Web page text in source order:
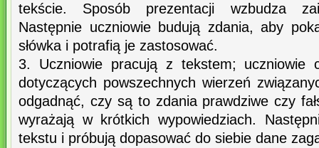
tekście. Sposób prezentacji wzbudza
Następnie uczniowie budują zdania, aby
słówka i potrafią je zastosować.
3. Uczniowie pracują z tekstem; uczniowie
dotyczących powszechnych wierzeń
odgadnąć, czy są to zdania prawdziwe czy
wyrażają w krótkich wypowiedziach.
tekstu i próbują dopasować do siebie dane